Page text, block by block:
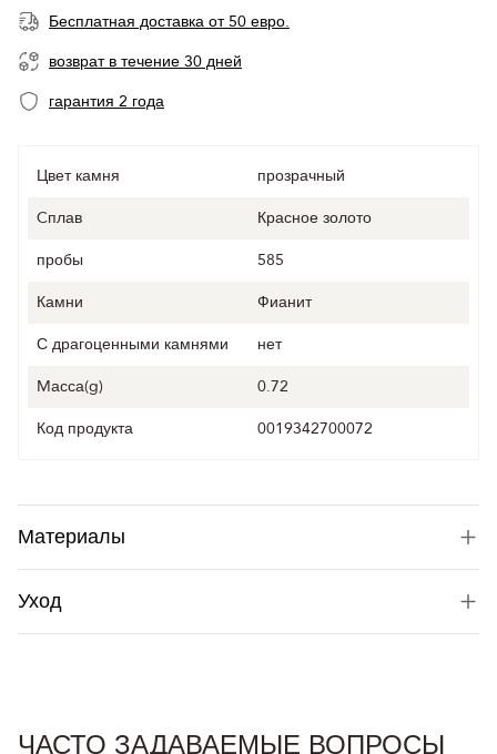
Бесплатная доставка от 50 евро.
возврат в течение 30 дней
гарантия 2 года
Цвет камня
прозрачный
Cплав
Красное золото
пробы
585
Камни
Фианит
С драгоценными камнями
нет
Mасса(g)
0.72
Код продукта
0019342700072
Материалы
Уход
ЧАСТО ЗАДАВАЕМЫЕ ВОПРОСЫ